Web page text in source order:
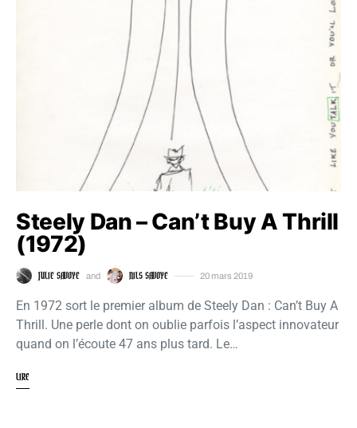
Steely Dan – Can’t Buy A Thrill
(1972)
JULIE SAVOYE and NILS SAVOYE 20 mars 2019
En 1972 sort le premier album de Steely Dan : Can’t Buy A
Thrill. Une perle dont on oublie parfois l’aspect innovateur
quand on l’écoute 47 ans plus tard. Le…
LIRE